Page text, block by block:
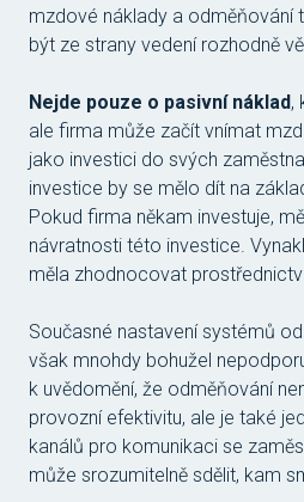
mzdové náklady a odměňování
být ze strany vedení rozhodně
Nejde pouze o pasivní náklad,
ale firma může začít vnímat
jako investici do svých
investice by se mělo dít na
Pokud firma někam investuje,
návratnosti této investice.
měla zhodnocovat
Současné nastavení systémů
však mnohdy bohužel
k uvědomění, že odměňování
provozní efektivitu, ale je také
kanálů pro komunikaci se
může srozumitelně sdělit, kam